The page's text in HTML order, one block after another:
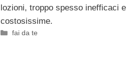
lozioni, troppo spesso inefficaci e
costosissime.
Categorie
fai da te